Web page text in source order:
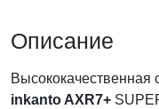
Описание
Высококачественная
inkanto AXR7+